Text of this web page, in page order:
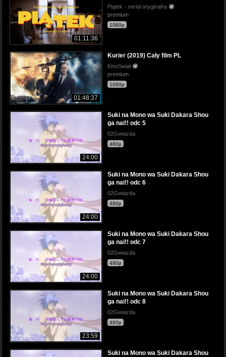
01:11:36
Piątek - serial oryginalny
premium
1080p
01:48:37
Kurier (2019) Cały film PL
KinoSwiat
premium
1080p
24:00
Suki na Mono wa Suki Dakara Shou
ga nai!! odc 5
02Gwiazda
480p
24:00
Suki na Mono wa Suki Dakara Shou
ga nai!! odc 6
02Gwiazda
480p
24:00
Suki na Mono wa Suki Dakara Shou
ga nai!! odc 7
02Gwiazda
480p
23:59
Suki na Mono wa Suki Dakara Shou
ga nai!! odc 8
02Gwiazda
480p
Suki na Mono wa Suki Dakara Shou